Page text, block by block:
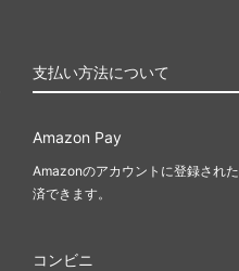
支払い方法について
Amazon Pay
Amazonのアカウントに登録され
済できます。
コンビニ